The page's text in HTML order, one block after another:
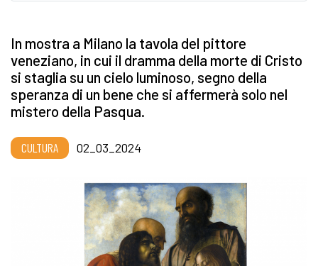
In mostra a Milano la tavola del pittore
veneziano, in cui il dramma della morte di Cristo
si staglia su un cielo luminoso, segno della
speranza di un bene che si affermerà solo nel
mistero della Pasqua.
CULTURA 02_03_2024